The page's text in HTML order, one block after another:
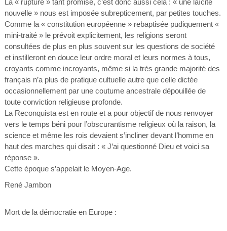
La « rupture » tant promise, c’est donc aussi cela : « une laïcité
nouvelle » nous est imposée subrepticement, par petites touches.
Comme la « constitution européenne » rebaptisée pudiquement «
mini-traité » le prévoit explicitement, les religions seront
consultées de plus en plus souvent sur les questions de société
et instilleront en douce leur ordre moral et leurs normes à tous,
croyants comme incroyants, même si la très grande majorité des
français n’a plus de pratique cultuelle autre que celle dictée
occasionnellement par une coutume ancestrale dépouillée de
toute conviction religieuse profonde.
La Reconquista est en route et a pour objectif de nous renvoyer
vers le temps béni pour l’obscurantisme religieux où la raison, la
science et même les rois devaient s’incliner devant l’homme en
haut des marches qui disait : « J’ai questionné Dieu et voici sa
réponse ».
Cette époque s’appelait le Moyen-Age.
René Jambon
Mort de la démocratie en Europe :